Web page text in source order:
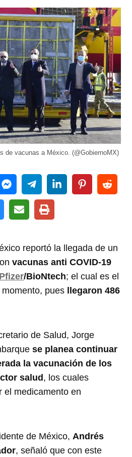
de vacunas a México. (@GobiernoMX)
reportó la llegada de un
vacunas anti COVID-19
Pfizer/BioNtech; el cual es el
pues llegaron 486
de Salud, Jorge
se planea continuar
la vacunación de los
salud, los cuales
el medicamento en
de México, Andrés
, señaló que con este